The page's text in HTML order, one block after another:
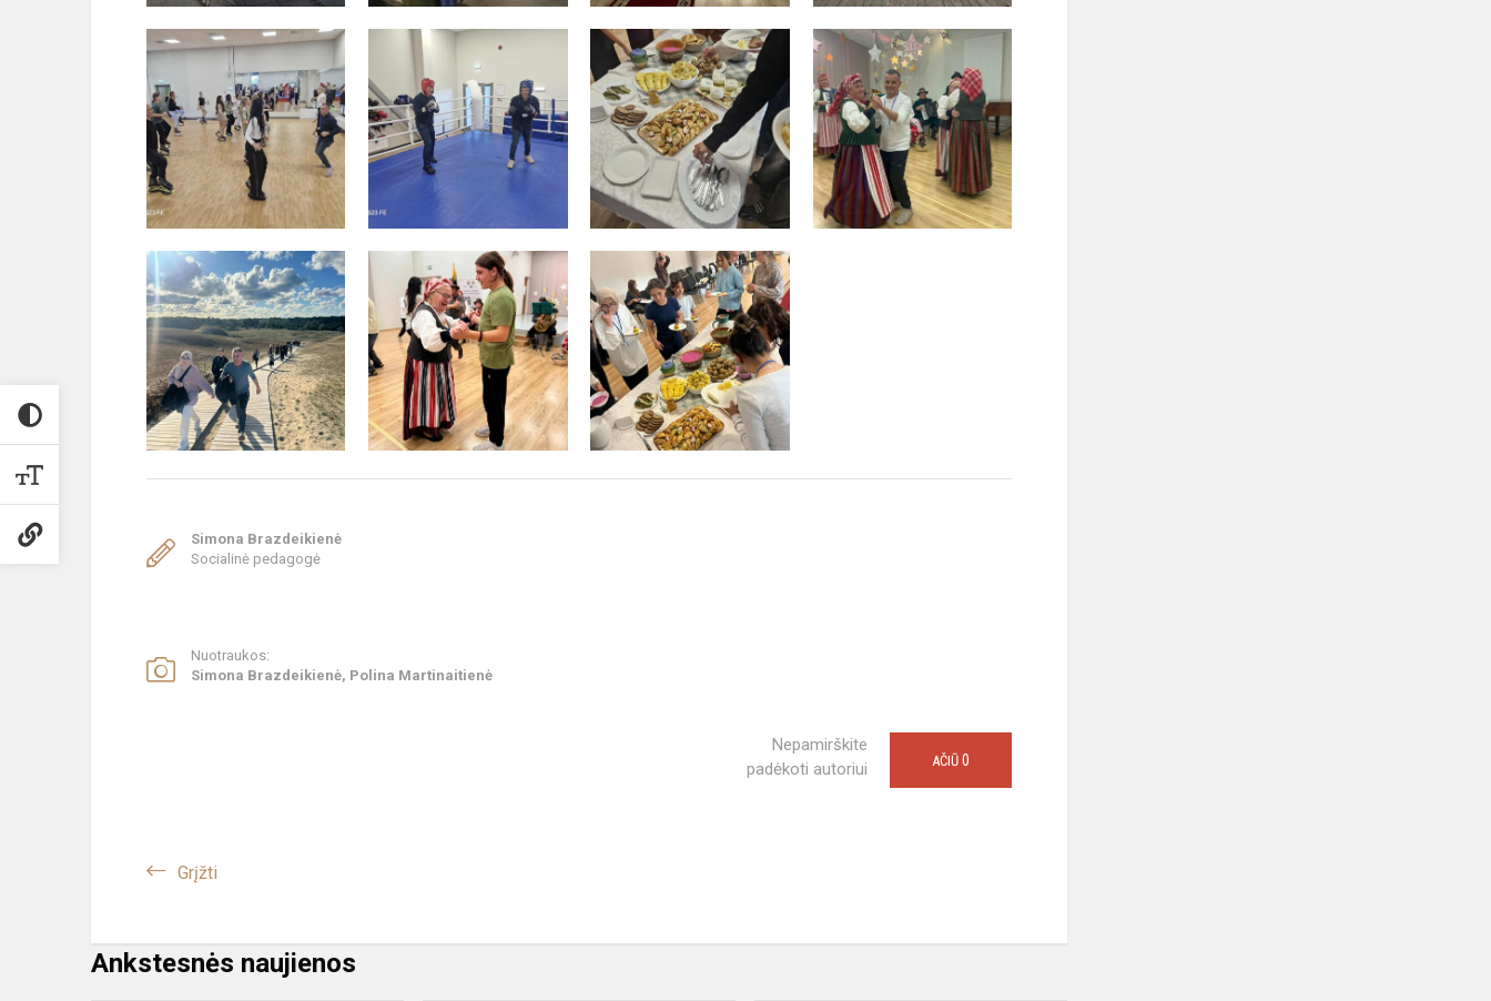
Simona Brazdeikienė
Socialinė pedagogė
Nuotraukos:
Simona Brazdeikienė, Polina Martinaitienė
Nepamirškite
padėkoti autoriui
AČIŪ 0
Grįžti
Ankstesnės naujienos